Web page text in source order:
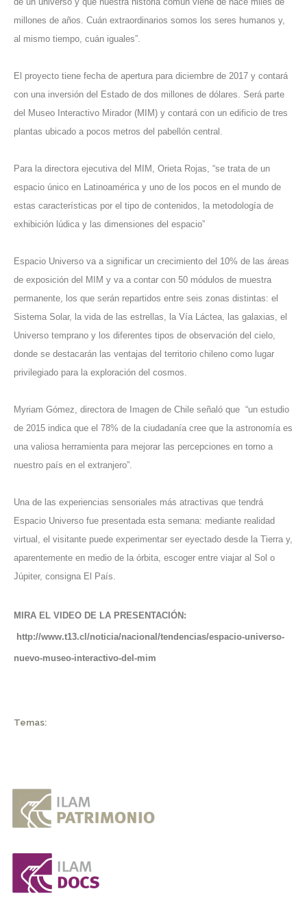
millones de años. Cuán extraordinarios somos los seres humanos y,
al mismo tiempo, cuán iguales”.
El proyecto tiene fecha de apertura para diciembre de 2017 y contará
con una inversión del Estado de dos millones de dólares. Será parte
del Museo Interactivo Mirador (MIM) y contará con un edificio de tres
plantas ubicado a pocos metros del pabellón central.
Para la directora ejecutiva del MIM, Orieta Rojas, “se trata de un
espacio único en Latinoamérica y uno de los pocos en el mundo de
estas características por el tipo de contenidos, la metodología de
exhibición lúdica y las dimensiones del espacio”
Espacio Universo va a significar un crecimiento del 10% de las áreas
de exposición del MIM y va a contar con 50 módulos de muestra
permanente, los que serán repartidos entre seis zonas distintas: el
Sistema Solar, la vida de las estrellas, la Vía Láctea, las galaxias, el
Universo temprano y los diferentes tipos de observación del cielo,
donde se destacarán las ventajas del territorio chileno como lugar
privilegiado para la exploración del cosmos.
Myriam Gómez, directora de Imagen de Chile señaló que “un estudio
de 2015 indica que el 78% de la ciudadanía cree que la astronomía es
una valiosa herramienta para mejorar las percepciones en torno a
nuestro país en el extranjero”.
Una de las experiencias sensoriales más atractivas que tendrá
Espacio Universo fue presentada esta semana: mediante realidad
virtual, el visitante puede experimentar ser eyectado desde la Tierra y,
aparentemente en medio de la órbita, escoger entre viajar al Sol o
Júpiter, consigna El País
MIRA EL VIDEO DE LA PRESENTACIÓN:
http://www.t13.cl/noticia/nacional/tendencias/espacio-universo-
nuevo-museo-interactivo-del-mim
Temas: